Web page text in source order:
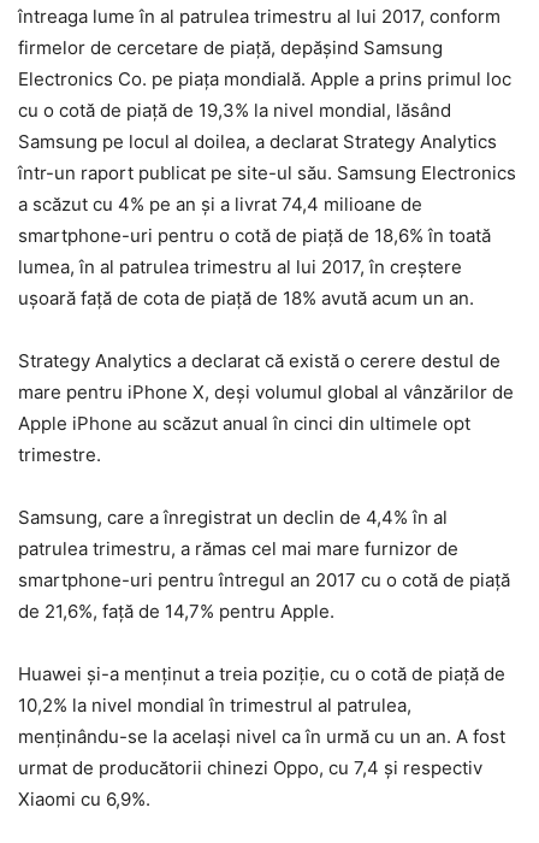
întreaga lume în al patrulea trimestru al lui 2017, conform
firmelor de cercetare de piață, depășind Samsung
Electronics Co. pe piața mondială. Apple a prins primul loc
cu o cotă de piață de 19,3% la nivel mondial, lăsând
Samsung pe locul al doilea, a declarat Strategy Analytics
într-un raport publicat pe site-ul său. Samsung Electronics
a scăzut cu 4% pe an și a livrat 74,4 milioane de
smartphone-uri pentru o cotă de piață de 18,6% în toată
lumea, în al patrulea trimestru al lui 2017, în creștere
ușoară față de cota de piață de 18% avută acum un an.
Strategy Analytics a declarat că există o cerere destul de
mare pentru iPhone X, deși volumul global al vânzărilor de
Apple iPhone au scăzut anual în cinci din ultimele opt
trimestre.
Samsung, care a înregistrat un declin de 4,4% în al
patrulea trimestru, a rămas cel mai mare furnizor de
smartphone-uri pentru întregul an 2017 cu o cotă de piață
de 21,6%, față de 14,7% pentru Apple.
Huawei și-a menținut a treia poziție, cu o cotă de piață de
10,2% la nivel mondial în trimestrul al patrulea,
menținându-se la același nivel ca în urmă cu un an. A fost
urmat de producătorii chinezi Oppo, cu 7,4 și respectiv
Xiaomi cu 6,9%.